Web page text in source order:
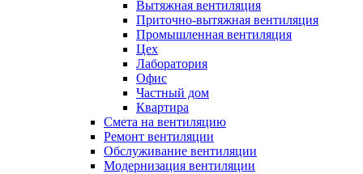
Вытяжная вентиляция
Приточно-вытяжная вентиляция
Промышленная вентиляция
Цех
Лаборатория
Офис
Частный дом
Квартира
Смета на вентиляцию
Ремонт вентиляции
Обслуживание вентиляции
Модернизация вентиляции